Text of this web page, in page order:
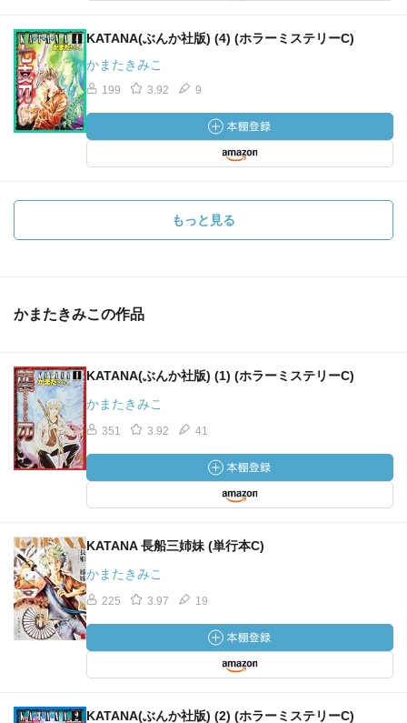
KATANA(ぶんか社版) (4) (ホラーミステリーC)
かまたきみこ
199 3.92 9
もっと見る
かまたきみこの作品
KATANA(ぶんか社版) (1) (ホラーミステリーC)
かまたきみこ
351 3.92 41
KATANA 長船三姉妹 (単行本C)
かまたきみこ
225 3.97 19
KATANA(ぶんか社版) (2) (ホラーミステリーC)